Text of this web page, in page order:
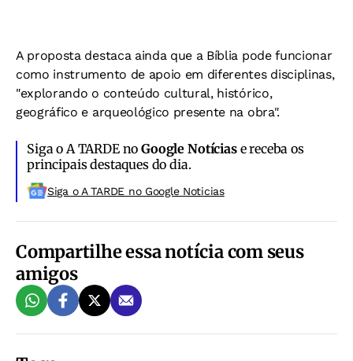
A proposta destaca ainda que a Bíblia pode funcionar
como instrumento de apoio em diferentes disciplinas,
"explorando o conteúdo cultural, histórico,
geográfico e arqueológico presente na obra".
Siga o A TARDE noGoogle Notíciase receba os
principais destaques do dia.
Siga o A TARDE no Google Noticias
Compartilhe essa notícia com seus
amigos